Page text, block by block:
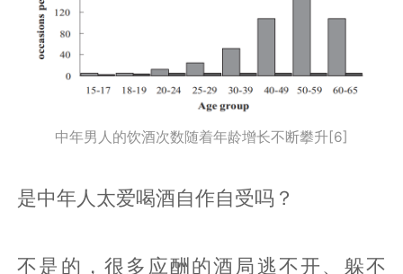
中年男人的饮酒次数随着年龄增长不断攀升[6]
是中年人太爱喝酒自作自受吗？
不是的，很多应酬的酒局逃不开、躲不